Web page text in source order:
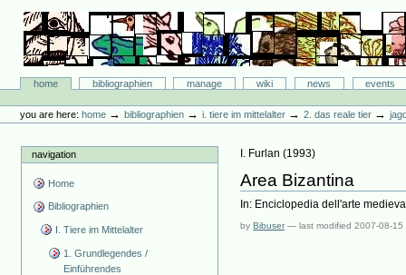
content.
navigation
Bibliographie-Portal
Sectionshome bibliographien manage wiki news
events
tools
you are here: home →bibliographien →i. tiere im mittelalter →2. das reale tier →
navigation
Home
Bibliographien
I. Tiere im Mittelalter
1. Grundlegendes /
Einführendes
I. Furlan (1993)
Area Bizantina
In: Enciclopedia dell'arte
byBibuser —last modified2007-08-15